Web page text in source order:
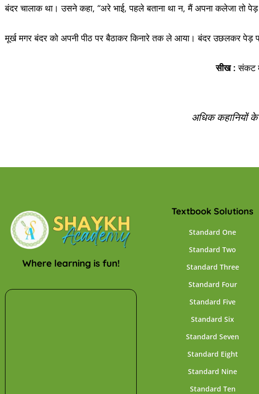
बंदर चालाक था। उसने कहा, “अरे भाई, पहले बताना था न, मैं अपना कलेजा
मूर्ख मगर बंदर को अपनी पीठ पर बैठाकर किनारे तक ले आया। बंदर उछलकर
सीख : संकट
अधिक कहानियों
Where learning is fun!
Textbook Solutions
Standard One
Standard Two
Standard Three
Standard Four
Standard Five
Standard Six
Standard Seven
Standard Eight
Standard Nine
Standard Ten